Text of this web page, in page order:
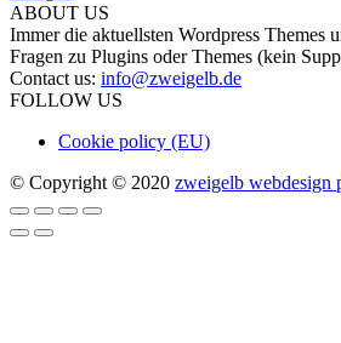
ABOUT US
Immer die aktuellsten Wordpress Themes
Fragen zu Plugins oder Themes (kein
Contact us: info@zweigelb.de
FOLLOW US
Cookie policy (EU)
© Copyright © 2020 zweigelb webdesign